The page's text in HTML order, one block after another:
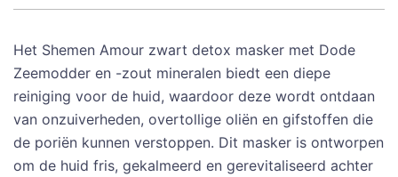
Het Shemen Amour zwart detox masker met Dode
Zeemodder en -zout mineralen biedt een diepe
reiniging voor de huid, waardoor deze wordt ontdaan
van onzuiverheden, overtollige oliën en gifstoffen die
de poriën kunnen verstoppen. Dit masker is ontworpen
om de huid fris, gekalmeerd en gerevitaliseerd achter